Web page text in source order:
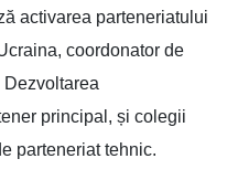
activarea parteneriatului
coordonator de
principal, și colegii
parteneriat tehnic.